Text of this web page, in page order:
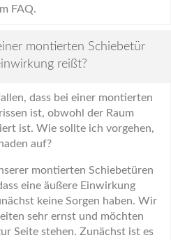
FAQ.
montierten Schiebetür
reißt?
dass bei einer montierten
ist, obwohl der Raum
ist. Wie sollte ich vorgehen,
auf?
montierten Schiebetüren
eine äußere Einwirkung
keine Sorgen haben. Wir
sehr ernst und möchten
Seite stehen. Zunächst ist es